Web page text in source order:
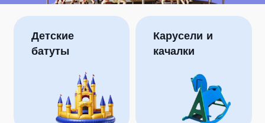
Детские
батуты
Карусели и
качалки